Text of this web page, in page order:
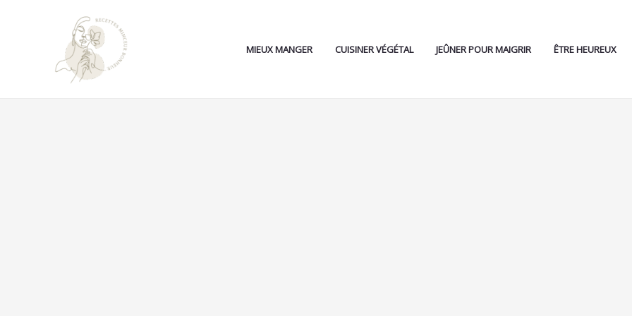
MIEUX MANGER CUISINER VÉGÉTAL JEÛNER POUR MAIGRIR ÊTRE HEUREUX